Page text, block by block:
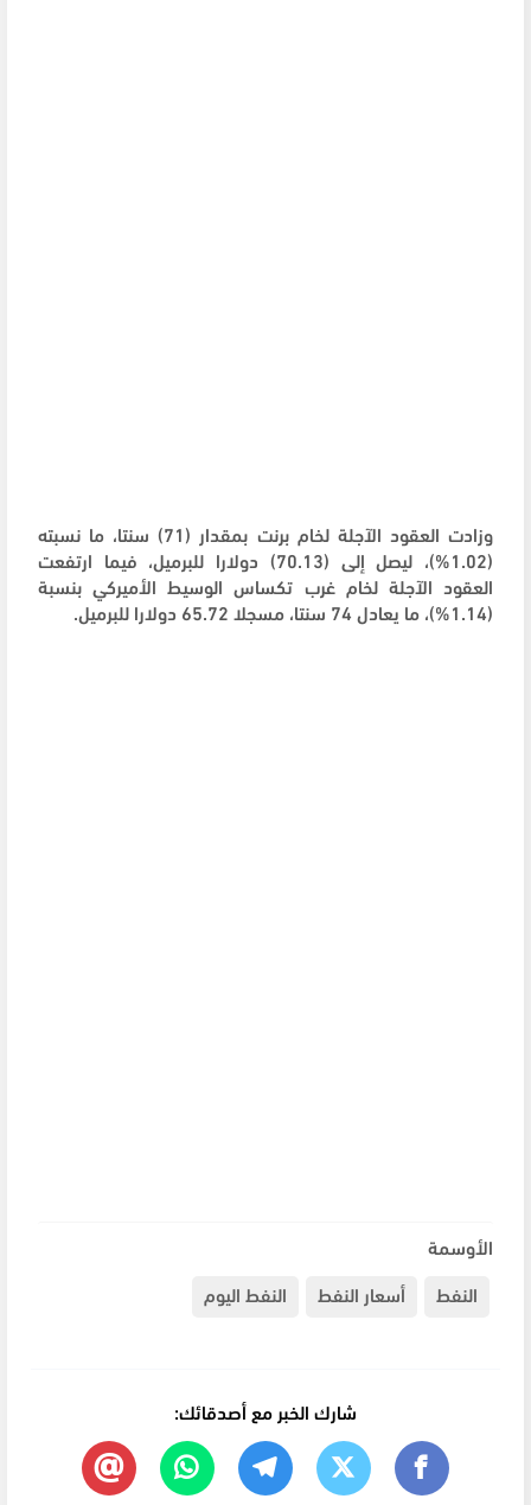
وزادت العقود الآجلة لخام برنت بمقدار (71) سنتا، ما نسبته
(1.02%)، ليصل إلى (70.13) دولارا للبرميل، فيما ارتفعت
العقود الآجلة لخام غرب تكساس الوسيط الأميركي بنسبة
(1.14%)، ما يعادل 74 سنتا، مسجلا 65.72 دولارا للبرميل.
الأوسمة
النفط
أسعار النفط النفط اليوم
شارك الخبر مع أصدقائك: